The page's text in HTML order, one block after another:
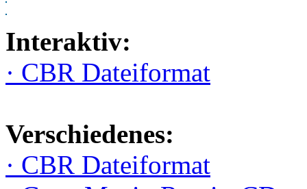
Interaktiv:
· CBR Dateiformat
Verschiedenes:
· CBR Dateiformat